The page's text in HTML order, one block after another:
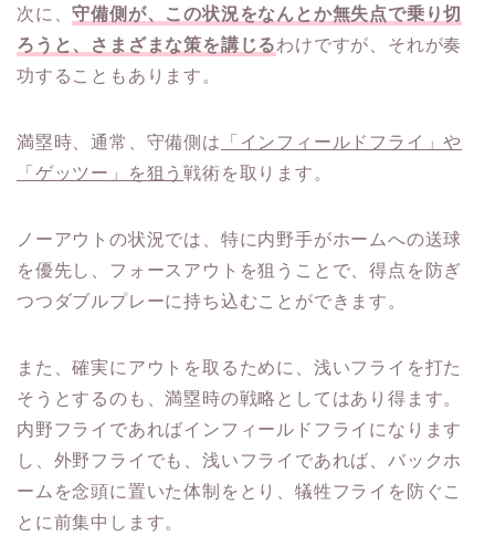
次に、守備側が、この状況をなんとか無失点で乗り切
ろうと、さまざまな策を講じるわけですが、それが奏
功することもあります。
満塁時、通常、守備側は 「インフィールドフライ」や
「ゲッツー」を狙う戦術を取ります。
ノーアウトの状況では、特に内野手がホームへの送球
を優先し、フォースアウトを狙うことで、得点を防ぎ
つつダブルプレーに持ち込むことができます。
また、確実にアウトを取るために、浅いフライを打た
そうとするのも、満塁時の戦略としてはあり得ます。
内野フライであればインフィールドフライになります
し、外野フライでも、浅いフライであれば、バックホ
ームを念頭に置いた体制をとり、犠牲フライを防ぐこ
とに前集中します。